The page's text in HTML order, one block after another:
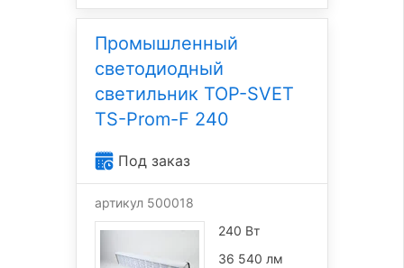
Промышленный
светодиодный
светильник TOP-SVET
TS-Prom-F 240
Под заказ
артикул 500018
240 Вт
36 540 лм